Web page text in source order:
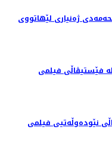
ژه‌نیاری لێهاتووی
فێستیڤاڵی فیلمی
نێودەوڵەتیی فیلمی